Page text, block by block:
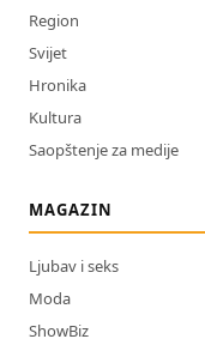
Region
Svijet
Hronika
Kultura
Saopštenje za medije
MAGAZIN
Ljubav i seks
Moda
ShowBiz